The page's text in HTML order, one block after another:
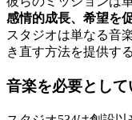
感情的成長、希望を
スタジオは単なる音
き直す方法を提供す
音楽を必要とし